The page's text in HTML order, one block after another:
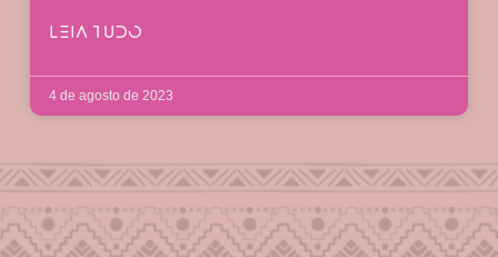
LEIA TUDO
4 de agosto de 2023